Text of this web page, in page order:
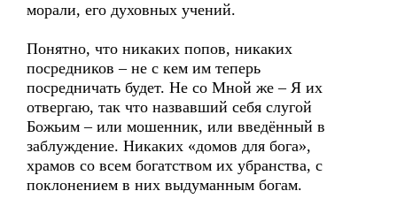
морали, его духовных учений.
Понятно, что никаких попов, никаких
посредников – не с кем им теперь
посредничать будет. Не со Мной же – Я их
отвергаю, так что назвавший себя слугой
Божьим – или мошенник, или введённый в
заблуждение. Никаких «домов для бога»,
храмов со всем богатством их убранства, с
поклонением в них выдуманным богам.